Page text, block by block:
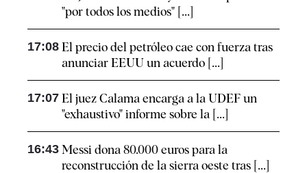
"por todos los medios" [...]
17:08 El precio del petróleo cae con fuerza tras
anunciar EEUU un acuerdo [...]
17:07 El juez Calama encarga a la UDEF un
"exhaustivo" informe sobre la [...]
16:43 Messi dona 80.000 euros para la
reconstrucción de la sierra oeste tras [...]